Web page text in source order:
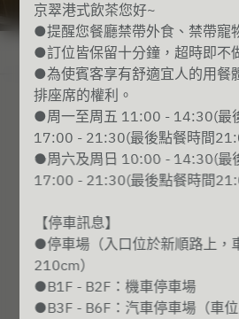
查看預約政策
京翠港式飲茶
2名
選擇時間
預訂
京翠港式飲茶您好~
●提醒您餐廳禁帶外食、禁帶寵
●訂位皆保留十分鐘，超時即不
●為使賓客享有舒適宜人的用餐
排座席的權利。
●周一至周五 11:00 - 14:30(最
17:00 - 21:30(最後點餐時間
●周六及周日 10:00 - 14:30(最
17:00 - 21:30(最後點餐時間
【停車訊息】
●停車場（入口位於新順路上，
210cm）
●B1F - B2F：機車停車場
●B3F - B6F：汽車停車場（車位